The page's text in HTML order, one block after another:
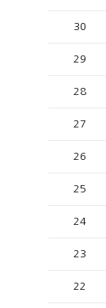
30
29
28
27
26
25
24
23
22